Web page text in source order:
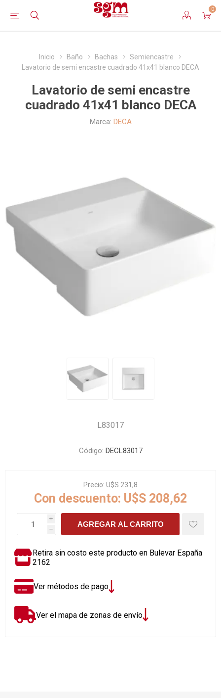
0
Inicio Baño Bachas
Semiencastre
Lavatorio de semi encastre cuadrado 41x41 blanco DECA
Lavatorio de semi encastre
cuadrado 41x41 blanco DECA
Marca: DECA
L83017
Código: DECL83017
Precio: U$S 231,8
Con descuento: U$S 208,62
i
h
AGREGAR AL CARRITO
Retira sin costo este producto en Bulevar España
2162
Ver métodos de pago
Ver el mapa de zonas de envío